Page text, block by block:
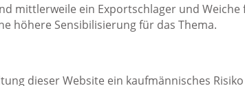
mittlerweile ein Exportschlager und Weiche
höhere Sensibilisierung für das Thema.
dieser Website ein kaufmännisches